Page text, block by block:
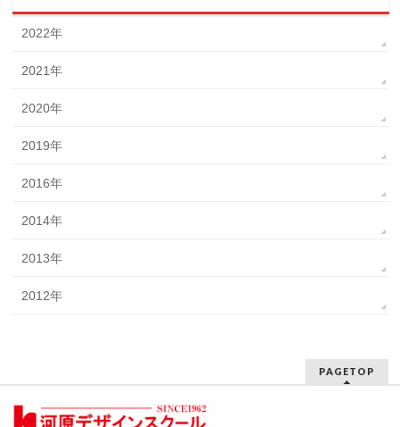
2022年
2021年
2020年
2019年
2016年
2014年
2013年
2012年
PAGETOP